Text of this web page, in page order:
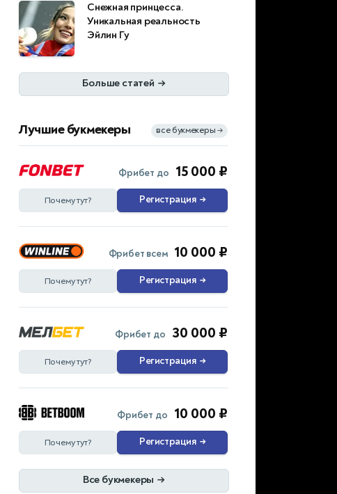
Снежная принцесса.
Уникальная реальность
Эйлин Гу
Больше статей →
Лучшие букмекеры все букмекеры →
Фрибет до 15 000 ₽
Почему тут? Регистрация →
Фрибет всем 10 000 ₽
Почему тут? Регистрация →
Фрибет до 30 000 ₽
Почему тут? Регистрация →
Фрибет до 10 000 ₽
Почему тут? Регистрация →
Все букмекеры →